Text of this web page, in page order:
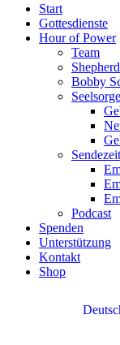
Start
Gottesdienste
Hour of Power
Team
Bobby
Seelsorge
Podcast
Spenden
Unterstützung
Kontakt
Shop